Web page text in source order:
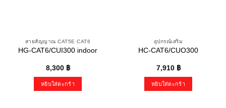
สายสัญญาณ CAT5E CAT6
HG-CAT6/CUI300 indoor
8,300 ฿
หยิบใส่ตะกร้า
อุปกรณ์เสริม
HC-CAT6/CUO300
7,910 ฿
หยิบใส่ตะกร้า